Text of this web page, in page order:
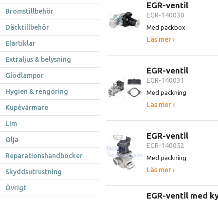
Bromstillbehör
Däcktillbehör
Elartiklar
Extraljus & belysning
Glödlampor
Hygien & rengöring
Kupévärmare
Lim
Olja
Reparationshandböcker
Skyddsutrustning
Övrigt
EGR-ventil
EGR-140030
Med packbox
Läs mer ›
EGR-ventil
EGR-140031
Med packning
Läs mer ›
EGR-ventil
EGR-140052
Med packning
Läs mer ›
EGR-ventil med